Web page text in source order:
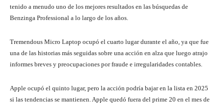
tenido a menudo uno de los mejores resultados en las búsquedas de
Benzinga Professional a lo largo de los años.
Tremendous Micro Laptop ocupó el cuarto lugar durante el año, ya que fue
una de las historias más seguidas sobre una acción en alza que luego atrajo
informes breves y preocupaciones por fraude e irregularidades contables.
Apple ocupó el quinto lugar, pero la acción podría bajar en la lista en 2025
si las tendencias se mantienen. Apple quedó fuera del prime 20 en el mes de